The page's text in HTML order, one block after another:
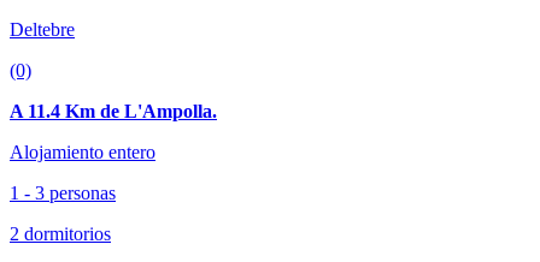
Deltebre
(0)
A 11.4 Km de L'Ampolla.
Alojamiento entero
1 - 3 personas
2 dormitorios